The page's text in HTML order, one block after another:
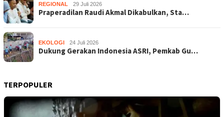
REGIONAL 29 Juli 2026
Praperadilan Raudi Akmal Dikabulkan, Sta…
EKOLOGI 24 Juli 2026
Dukung Gerakan Indonesia ASRI, Pemkab Gu…
TERPOPULER